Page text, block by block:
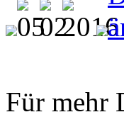
Für mehr